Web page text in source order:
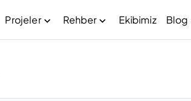
Projeler Rehber Ekibimiz Blog